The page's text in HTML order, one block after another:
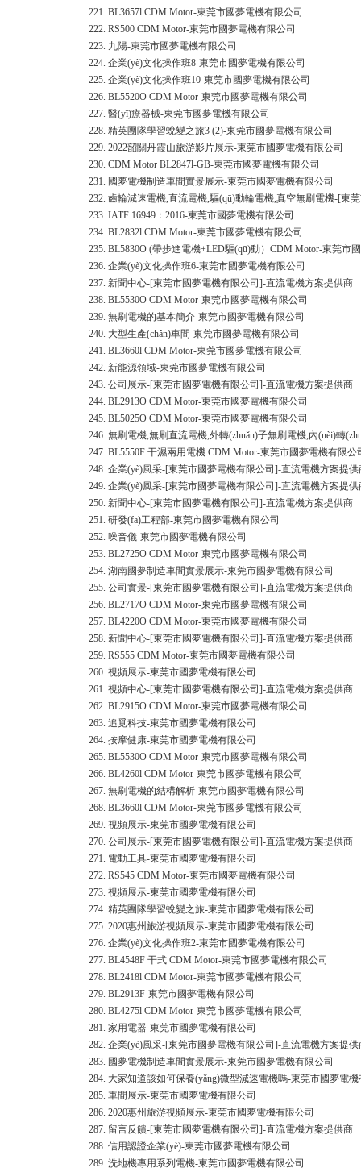
221. BL3657l CDM Motor-東莞市國夢電機有限公司
222. RS500 CDM Motor-東莞市國夢電機有限公司
223. 九陽-東莞市國夢電機有限公司
224. 企業(yè)文化操作班8-東莞市國夢電機有限公司
225. 企業(yè)文化操作班10-東莞市國夢電機有限公司
226. BL5520O CDM Motor-東莞市國夢電機有限公司
227. 醫(yī)療器械-東莞市國夢電機有限公司
228. 精英團隊學習蛻變之旅3 (2)-東莞市國夢電機有限公司
229. 2022韶關丹霞山旅游影片展示-東莞市國夢電機有限公司
230. CDM Motor BL2847l-GB-東莞市國夢電機有限公司
231. 國夢電機制造車間實景展示-東莞市國夢電機有限公司
232. 齒輪減速電機,直流電機,驅(qū)動輪電機,真空無刷電機-[東
233. IATF 16949：2016-東莞市國夢電機有限公司
234. BL2832l CDM Motor-東莞市國夢電機有限公司
235. BL5830O (帶步進電機+LED驅(qū)動）CDM Motor-東莞市
236. 企業(yè)文化操作班6-東莞市國夢電機有限公司
237. 新聞中心-[東莞市國夢電機有限公司]-直流電機方案提供商
238. BL5530O CDM Motor-東莞市國夢電機有限公司
239. 無刷電機的基本簡介-東莞市國夢電機有限公司
240. 大型生產(chǎn)車間-東莞市國夢電機有限公司
241. BL3660l CDM Motor-東莞市國夢電機有限公司
242. 新能源領域-東莞市國夢電機有限公司
243. 公司展示-[東莞市國夢電機有限公司]-直流電機方案提供商
244. BL2913O CDM Motor-東莞市國夢電機有限公司
245. BL5025O CDM Motor-東莞市國夢電機有限公司
246. 無刷電機,無刷直流電機,外轉(zhuǎn)子無刷電機,內(nèi)轉
247. BL5550F 干濕兩用電機 CDM Motor-東莞市國夢電機有限公
248. 企業(yè)風采-[東莞市國夢電機有限公司]-直流電機方案提供
249. 企業(yè)風采-[東莞市國夢電機有限公司]-直流電機方案提供
250. 新聞中心-[東莞市國夢電機有限公司]-直流電機方案提供商
251. 研發(fā)工程部-東莞市國夢電機有限公司
252. 噪音儀-東莞市國夢電機有限公司
253. BL2725O CDM Motor-東莞市國夢電機有限公司
254. 湖南國夢制造車間實景展示-東莞市國夢電機有限公司
255. 公司實景-[東莞市國夢電機有限公司]-直流電機方案提供商
256. BL2717O CDM Motor-東莞市國夢電機有限公司
257. BL4220O CDM Motor-東莞市國夢電機有限公司
258. 新聞中心-[東莞市國夢電機有限公司]-直流電機方案提供商
259. RS555 CDM Motor-東莞市國夢電機有限公司
260. 視頻展示-東莞市國夢電機有限公司
261. 視頻中心-[東莞市國夢電機有限公司]-直流電機方案提供商
262. BL2915O CDM Motor-東莞市國夢電機有限公司
263. 追覓科技-東莞市國夢電機有限公司
264. 按摩健康-東莞市國夢電機有限公司
265. BL5530O CDM Motor-東莞市國夢電機有限公司
266. BL4260l CDM Motor-東莞市國夢電機有限公司
267. 無刷電機的結構解析-東莞市國夢電機有限公司
268. BL3660l CDM Motor-東莞市國夢電機有限公司
269. 視頻展示-東莞市國夢電機有限公司
270. 公司展示-[東莞市國夢電機有限公司]-直流電機方案提供商
271. 電動工具-東莞市國夢電機有限公司
272. RS545 CDM Motor-東莞市國夢電機有限公司
273. 視頻展示-東莞市國夢電機有限公司
274. 精英團隊學習蛻變之旅-東莞市國夢電機有限公司
275. 2020惠州旅游視頻展示-東莞市國夢電機有限公司
276. 企業(yè)文化操作班2-東莞市國夢電機有限公司
277. BL4548F 干式 CDM Motor-東莞市國夢電機有限公司
278. BL2418l CDM Motor-東莞市國夢電機有限公司
279. BL2913F-東莞市國夢電機有限公司
280. BL4275l CDM Motor-東莞市國夢電機有限公司
281. 家用電器-東莞市國夢電機有限公司
282. 企業(yè)風采-[東莞市國夢電機有限公司]-直流電機方案提供
283. 國夢電機制造車間實景展示-東莞市國夢電機有限公司
284. 大家知道該如何保養(yǎng)微型減速電機嗎-東莞市國夢電
285. 車間展示-東莞市國夢電機有限公司
286. 2020惠州旅游視頻展示-東莞市國夢電機有限公司
287. 留言反饋-[東莞市國夢電機有限公司]-直流電機方案提供商
288. 信用認證企業(yè)-東莞市國夢電機有限公司
289. 洗地機專用系列電機-東莞市國夢電機有限公司